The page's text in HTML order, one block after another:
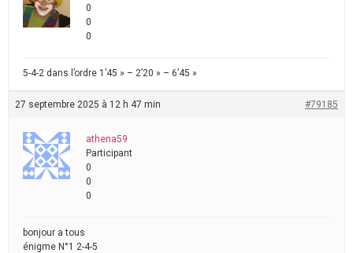
0
0
0
5-4-2 dans l’ordre 1’45 » – 2’20 » – 6’45 »
27 septembre 2025 à 12 h 47 min #79185
athena59
Participant
0
0
0
bonjour a tous
énigme N°1 2-4-5